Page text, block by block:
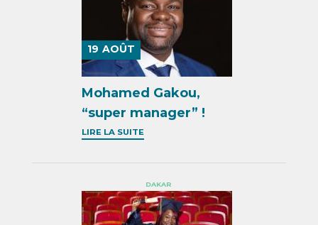
19 AOÛT
Mohamed Gakou,
“super manager” !
LIRE LA SUITE
DAKAR